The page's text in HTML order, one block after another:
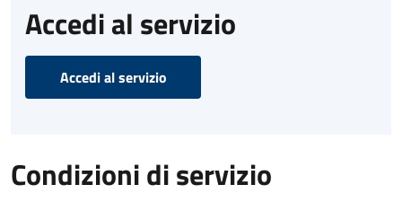
Accedi al servizio
Accedi al servizio
Condizioni di servizio